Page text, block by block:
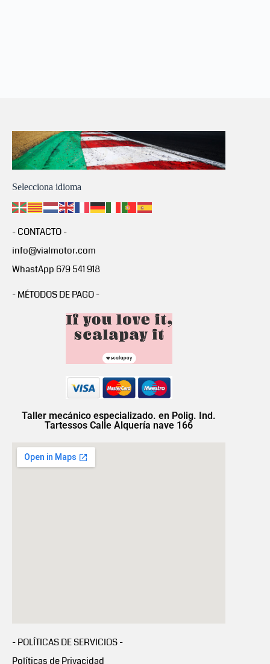
Selecciona idioma
- CONTACTO -
info@vialmotor.com
WhastApp 679 541 918
- MÉTODOS DE PAGO -
Taller mecánico especializado. en Polig. Ind.
Tartessos Calle Alquería nave 166
- POLÍTICAS DE SERVICIOS -
Políticas de Privacidad